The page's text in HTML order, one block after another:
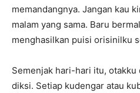
memandangnya. Jangan kau
malam yang sama. Baru
menghasilkan puisi orisinilku
Semenjak hari-hari itu,
diksi. Setiap kudengar atau